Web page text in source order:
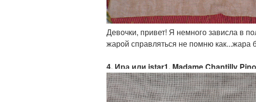
Девочки, привет! Я немного зависла в
жарой справляться не помню как...жара
4. Ира или istar1, Madame Chantilly